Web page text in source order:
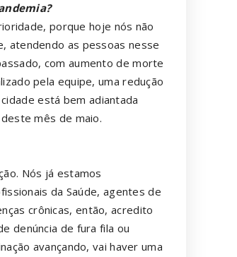
porque hoje nós não
atendendo as pessoas nesse
com aumento de morte
pela equipe, uma redução
está bem adiantada
mês de maio.
Nós já estamos
da Saúde, agentes de
crônicas, então, acredito
denúncia de fura fila ou
avançando, vai haver uma